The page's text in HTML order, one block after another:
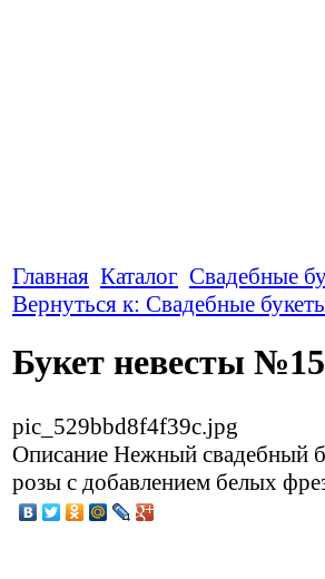
Главная Каталог Свадебные
Вернуться к: Свадебные
Букет невесты №15
pic_529bbd8f4f39c.jpg
Описание Нежный свадебный
розы c добавлением белых